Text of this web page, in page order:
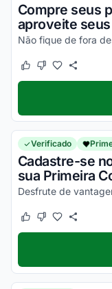
Compre seus
aproveite
Este cupom
Este cupom não
Verificado
Cadastre-se
sua Primeira
Este cupom
Este cupom não